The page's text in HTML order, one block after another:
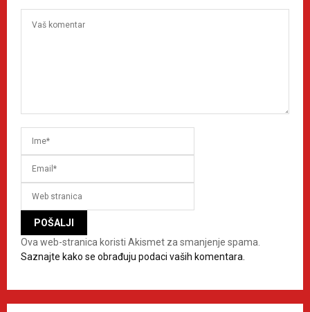
Ova web-stranica koristi Akismet za smanjenje spama.
Saznajte kako se obrađuju podaci vaših komentara.